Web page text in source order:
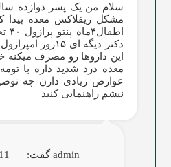
مشکل ریفلاکس معده
دکتر دیگه ای
این داروها رو مصرف میکنه
معده درد شدید داره با تومه
عوارض زیادی دارن چه
نیشم راهنمایی کنید
admin گفت: